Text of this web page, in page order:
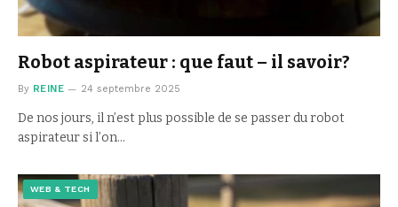
Robot aspirateur : que faut – il savoir?
By REINE 24 septembre 2025
De nos jours, il n’est plus possible de se passer du robot
aspirateur si l’on…
WEB & TECH